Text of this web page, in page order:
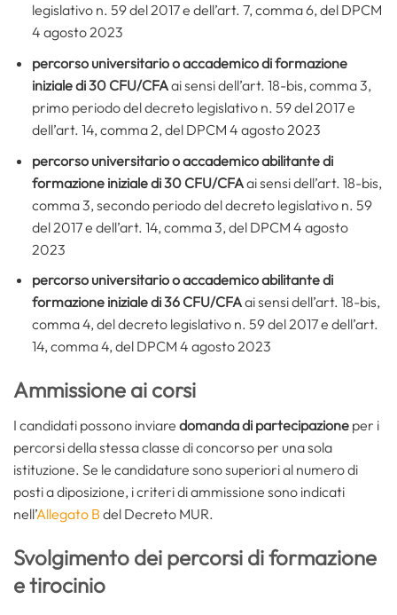
legislativo n. 59 del 2017 e dell’art. 7, comma 6, del DPCM
4 agosto 2023
percorso universitario o accademico di formazione
iniziale di 30 CFU/CFAai sensi dell’art. 18-bis, comma 3,
primo periodo del decreto legislativo n. 59 del 2017 e
dell’art. 14, comma 2, del DPCM 4 agosto 2023
percorso universitario o accademico abilitante di
formazione iniziale di 30 CFU/CFAai sensi dell’art. 18-bis,
comma 3, secondo periodo del decreto legislativo n. 59
del 2017 e dell’art. 14, comma 3, del DPCM 4 agosto
2023
percorso universitario o accademico abilitante di
formazione iniziale di 36 CFU/CFAai sensi dell’art. 18-bis,
comma 4, del decreto legislativo n. 59 del 2017 e dell’art.
14, comma 4, del DPCM 4 agosto 2023
Ammissione ai corsi
I candidati possono inviare domanda di partecipazione per i
percorsi della stessa classe di concorso per una sola
istituzione. Se le candidature sono superiori al numero di
posti a diposizione, i criteri di ammissione sono indicati
nell’Allegato Bdel Decreto MUR.
Svolgimento dei percorsi di formazione
e tirocinio